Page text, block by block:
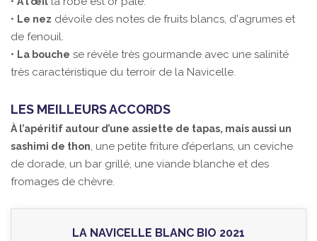
• Le nez dévoile des notes de fruits blancs, d'agrumes et
de fenouil.
• La bouche se révèle très gourmande avec une salinité
très caractéristique du terroir de la Navicelle.
LES MEILLEURS ACCORDS
À l’apéritif autour d’une assiette de tapas, mais aussi un
sashimi de thon, une petite friture d’éperlans, un ceviche
de dorade, un bar grillé, une viande blanche et des
fromages de chèvre.
LA NAVICELLE BLANC BIO 2021